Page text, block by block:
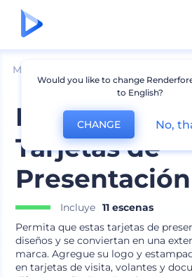
Mockups
Paquete de
Tarjetas de
Presentación
Incluye 11 escenas
Permita que estas tarjetas de
diseños y se conviertan en una
marca. Agregue su logo y
en tarjetas de visita, volantes y
Would you like to change
to English?
CHANGE No,